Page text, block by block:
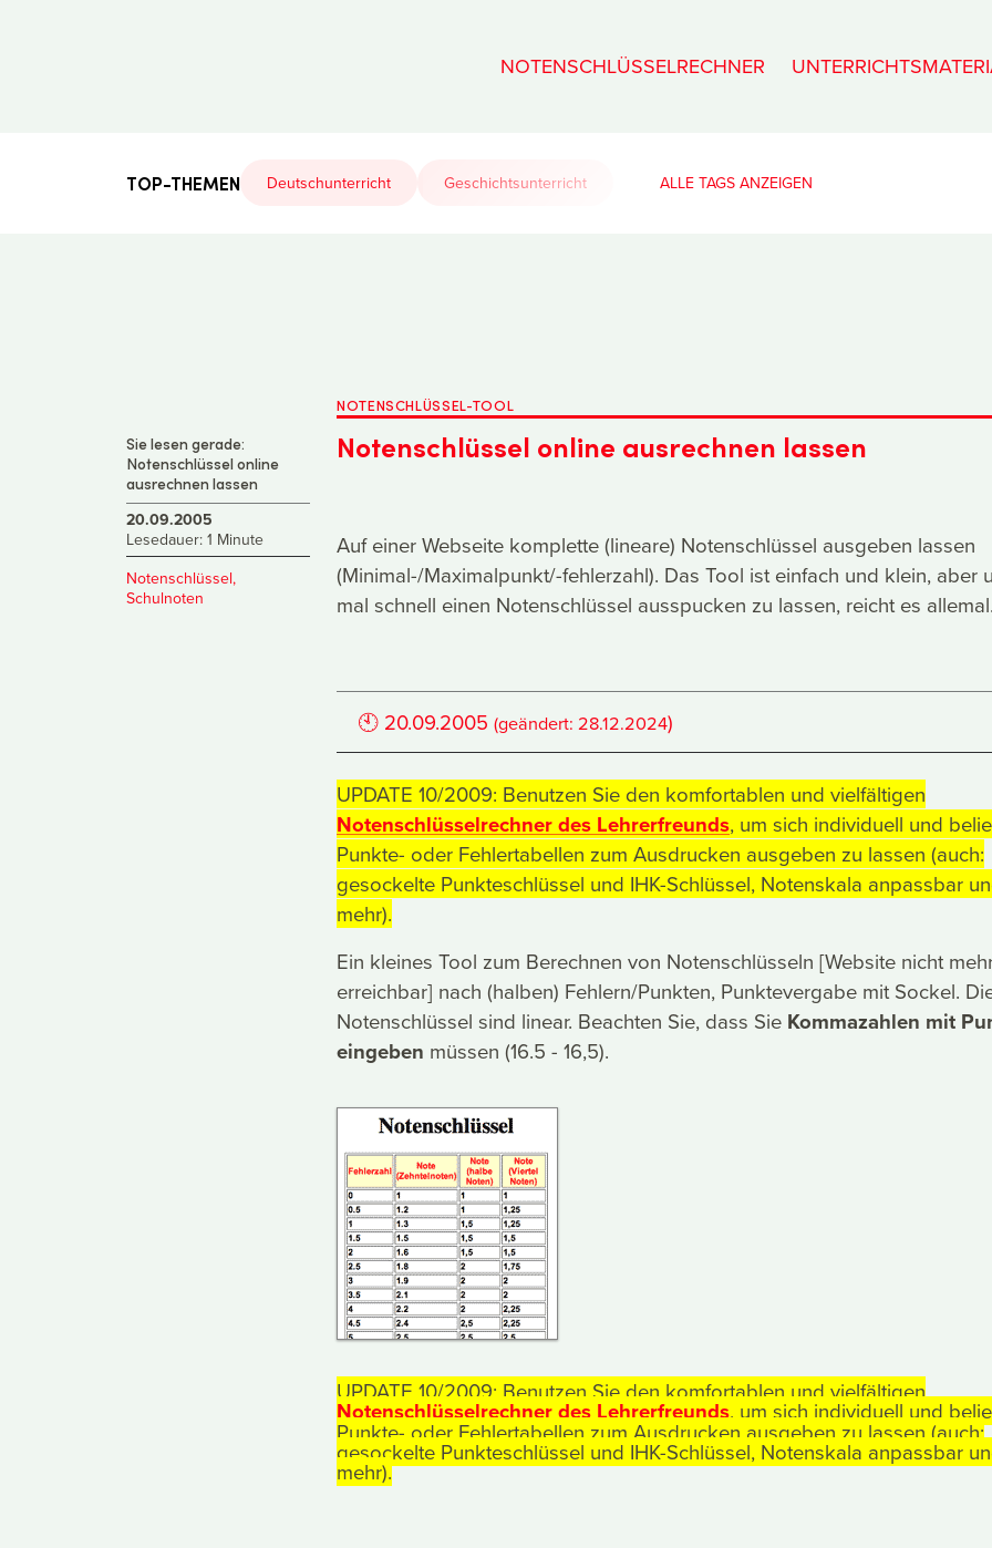
NOTENSCHLÜSSELRECHNER
TOP-THEMEN Deutschunterricht Geschichtsunterricht ALLE TAGS
Sie lesen gerade:
Notenschlüssel online
ausrechnen lassen
20.09.2005
Lesedauer: 1 Minute
Notenschlüssel,
Schulnoten
NOTENSCHLÜSSEL-TOOL
Notenschlüssel online ausrechnen lassen
Auf einer Webseite komplette (lineare) Notenschlüssel ausgeben lassen
(Minimal-/Maximalpunkt/-fehlerzahl). Das Tool ist einfach und klein, aber
mal schnell einen Notenschlüssel ausspucken zu lassen, reicht es allemal.
🕙 20.09.2005 (geändert:28.12.2024)
UPDATE 10/2009: Benutzen Sie den komfortablen und vielfältigen
Notenschlüsselrechner des Lehrerfreunds, um sich individuell und
Punkte- oder Fehlertabellen zum Ausdrucken ausgeben zu lassen (auch:
gesockelte Punkteschlüssel und IHK-Schlüssel, Notenskala anpassbar
mehr).
Ein kleines Tool zum Berechnen von Notenschlüsseln [Website nicht
erreichbar] nach (halben) Fehlern/Punkten, Punktevergabe mit Sockel.
Notenschlüssel sind linear. Beachten Sie, dass Sie Kommazahlen mit
eingeben müssen (16.5 - 16,5).
UPDATE 10/2009: Benutzen Sie den komfortablen und vielfältigen
Notenschlüsselrechner des Lehrerfreunds, um sich individuell und
Punkte- oder Fehlertabellen zum Ausdrucken ausgeben zu lassen (auch:
gesockelte Punkteschlüssel und IHK-Schlüssel, Notenskala anpassbar
mehr).